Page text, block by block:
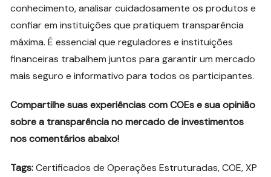
conhecimento, analisar cuidadosamente os produtos e
confiar em instituições que pratiquem transparência
máxima. É essencial que reguladores e instituições
financeiras trabalhem juntos para garantir um mercado
mais seguro e informativo para todos os participantes.
Compartilhe suas experiências com COEs e sua opinião
sobre a transparência no mercado de investimentos
nos comentários abaixo!
Tags:Certificados de Operações Estruturadas, COE, XP